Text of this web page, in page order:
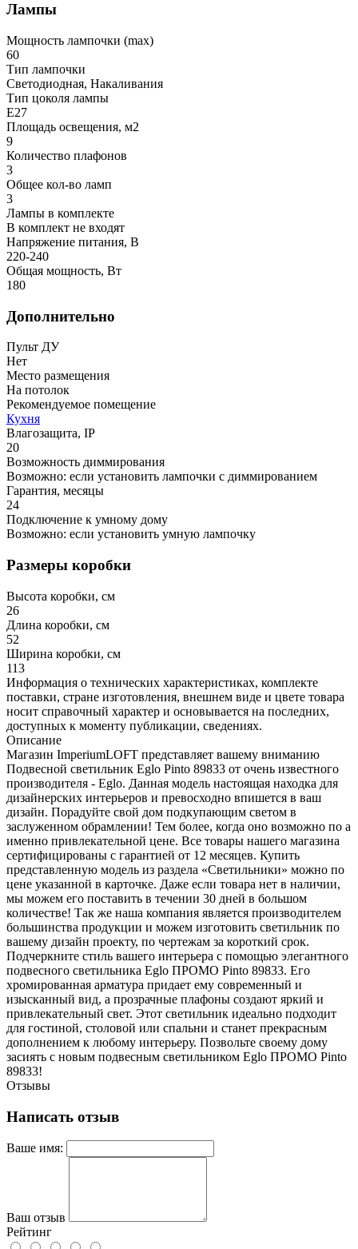
Лампы
Мощность лампочки (max)
60
Тип лампочки
Светодиодная, Накаливания
Тип цоколя лампы
E27
Площадь освещения, м2
9
Количество плафонов
3
Общее кол-во ламп
3
Лампы в комплекте
В комплект не входят
Напряжение питания, В
220-240
Общая мощность, Вт
180
Дополнительно
Пульт ДУ
Нет
Место размещения
На потолок
Рекомендуемое помещение
Кухня
Влагозащита, IP
20
Возможность диммирования
Возможно: если установить лампочки с диммированием
Гарантия, месяцы
24
Подключение к умному дому
Возможно: если установить умную лампочку
Размеры коробки
Высота коробки, см
26
Длина коробки, см
52
Ширина коробки, см
113
Информация о технических характеристиках, комплекте
поставки, стране изготовления, внешнем виде и цвете товара
носит справочный характер и основывается на последних,
доступных к моменту публикации, сведениях.
Описание
Магазин ImperiumLOFT представляет вашему вниманию
Подвесной светильник Eglo Pinto 89833 от очень известного
производителя - Eglo. Данная модель настоящая находка для
дизайнерских интерьеров и превосходно впишется в ваш
дизайн. Порадуйте свой дом подкупающим светом в
заслуженном обрамлении! Тем более, когда оно возможно по а
именно привлекательной цене. Все товары нашего магазина
сертифицированы с гарантией от 12 месяцев. Купить
представленную модель из раздела «Светильники» можно по
цене указанной в карточке. Даже если товара нет в наличии,
мы можем его поставить в течении 30 дней в большом
количестве! Так же наша компания является производителем
большинства продукции и можем изготовить светильник по
вашему дизайн проекту, по чертежам за короткий срок.
Подчеркните стиль вашего интерьера с помощью элегантного
подвесного светильника Eglo ПРОМО Pinto 89833. Его
хромированная арматура придает ему современный и
изысканный вид, а прозрачные плафоны создают яркий и
привлекательный свет. Этот светильник идеально подходит
для гостиной, столовой или спальни и станет прекрасным
дополнением к любому интерьеру. Позвольте своему дому
засиять с новым подвесным светильником Eglo ПРОМО Pinto
89833!
Отзывы
Написать отзыв
Ваше имя:
Ваш отзыв
Рейтинг